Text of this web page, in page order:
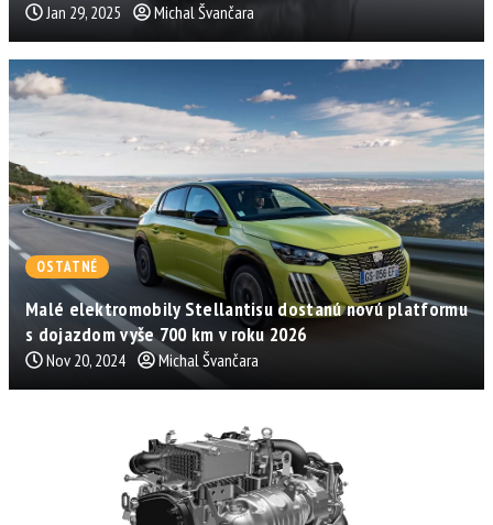
Jan 29, 2025 Michal Švančara
OSTATNÉ
Malé elektromobily Stellantisu dostanú novú platformu
s dojazdom vyše 700 km v roku 2026
Nov 20, 2024 Michal Švančara